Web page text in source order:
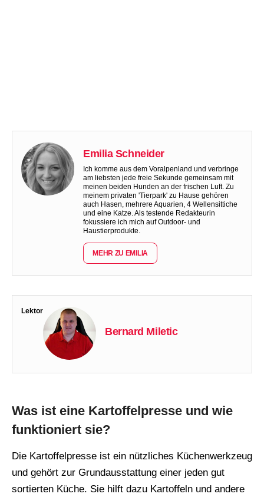
Emilia Schneider
Ich komme aus dem Voralpenland und verbringe
am liebsten jede freie Sekunde gemeinsam mit
meinen beiden Hunden an der frischen Luft. Zu
meinem privaten 'Tierpark' zu Hause gehören
auch Hasen, mehrere Aquarien, 4 Wellensittiche
und eine Katze. Als testende Redakteurin
fokussiere ich mich auf Outdoor- und
Haustierprodukte.
MEHR ZU EMILIA
Lektor
Bernard Miletic
Was ist eine Kartoffelpresse und wie
funktioniert sie?
Die Kartoffelpresse ist ein nützliches Küchenwerkzeug
und gehört zur Grundausstattung einer jeden gut
sortierten Küche. Sie hilft dazu Kartoffeln und andere